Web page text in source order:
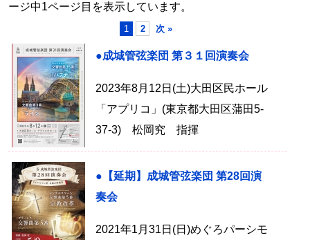
ージ中1ページ目を表示しています。
1 2 次 »
●成城管弦楽団 第３１回演奏会
2023年8月12日(土)大田区民ホール
「アプリコ」(東京都大田区蒲田5-
37-3) 松岡究 指揮
●【延期】成城管弦楽団 第28回演
奏会
2021年1月31日(日)めぐろパーシモ